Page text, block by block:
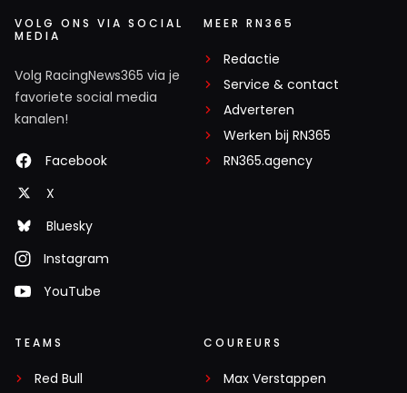
VOLG ONS VIA SOCIAL
MEDIA
Volg RacingNews365 via je
favoriete social media
kanalen!
Facebook
X
Bluesky
Instagram
YouTube
MEER RN365
Redactie
Service & contact
Adverteren
Werken bij RN365
RN365.agency
TEAMS
Red Bull
COUREURS
Max Verstappen